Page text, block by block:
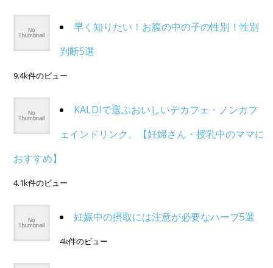
早く知りたい！お腹の中の子の性別！性別
判断5選
9.4k件のビュー
KALDIで選ぶおいしいデカフェ・ノンカフ
ェインドリンク。【妊婦さん・授乳中のママに
おすすめ】
4.1k件のビュー
妊娠中の摂取には注意が必要なハーブ5選
4k件のビュー